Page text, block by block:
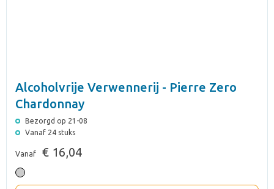
Alcoholvrije Verwennerij - Pierre Zero
Chardonnay
Bezorgd op 21-08
Vanaf 24 stuks
Vanaf € 16,04